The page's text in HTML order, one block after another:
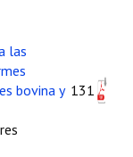
las
bovina y 131